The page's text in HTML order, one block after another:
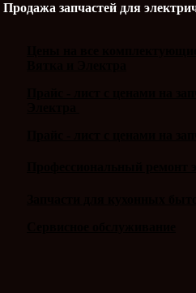
Продажа запчастей для